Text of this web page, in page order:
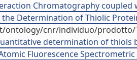
Chromatography coupled
Determination of Thiolic
ontology/cnr/individuo/prodotto/
determination of thiols
Fluorescence